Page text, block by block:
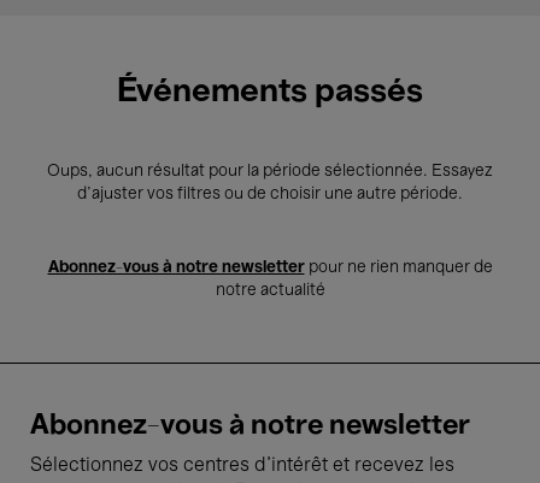
Événements passés
Oups, aucun résultat pour la période sélectionnée. Essayez
d’ajuster vos filtres ou de choisir une autre période.
Abonnez-vous à notre newsletterpour ne rien manquer de
notre actualité
Abonnez-vous à notre newsletter
Sélectionnez vos centres d'intérêt et recevez les